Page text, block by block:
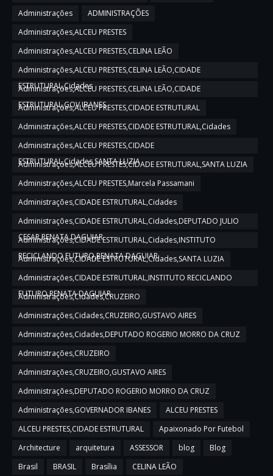
Administrações
ADMINISTRAÇÕES
Administrações,ALCEU PRESTES
Administrações,ALCEU PRESTES,CELINA LEÃO
Administrações,ALCEU PRESTES,CELINA LEÃO,CIDADE
ESTRUTURAL,Cidades
Administrações,ALCEU PRESTES,CELINA LEÃO,CIDADE
ESTRUTURAL,GOV IBANES
Administrações,ALCEU PRESTES,CIDADE ESTRUTURAL
Administrações,ALCEU PRESTES,CIDADE ESTRUTURAL,Cidades
Administrações,ALCEU PRESTES,CIDADE
ESTRUTURAL,Cidades,SANTA LUZIA
Administrações,ALCEU PRESTES,CIDADE ESTRUTURAL,SANTA LUZIA
Administrações,ALCEU PRESTES,Marcela Passamani
Administrações,CIDADE ESTRUTURAL,Cidades
Administrações,CIDADE ESTRUTURAL,Cidades,DEPUTADO JULIO
CESAR,RENATA DAGUIAR
Administrações,CIDADE ESTRUTURAL,Cidades,INSTITUTO
RECICLANDO FUTURO,RENATA DAGUIAR
Administrações,CIDADE ESTRUTURAL,Cidades,SANTA LUZIA
Administrações,CIDADE ESTRUTURAL,INSTITUTO RECICLANDO
FUTURO,RENATA DAGUIAR
Administrações,Cidades,CRUZEIRO
Administrações,Cidades,CRUZEIRO,GUSTAVO AIRES
Administrações,Cidades,DEPUTADO ROGERIO MORRO DA CRUZ
Administrações,CRUZEIRO
Administrações,CRUZEIRO,GUSTAVO AIRES
Administrações,DEPUTADO ROGERIO MORRO DA CRUZ
Administrações,GOVERNADOR IBANES
ALCEU PRESTES
ALCEU PRESTES,CIDADE ESTRUTURAL
Apaixonado Por Futebol
Architecture
arquitetura ASSESSOR blog
Blog
Brasil
BRASIL Brasília
CELINA LEÃO